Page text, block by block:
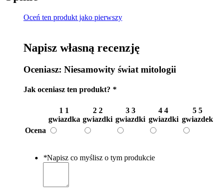
Oceń ten produkt jako pierwszy
Napisz własną recenzję
Oceniasz: Niesamowity świat mitologii
Jak oceniasz ten produkt? *
1 1
gwiazdka
2 2
gwiazdki
3 3
gwiazdki
4 4
gwiazdki
5 5
gwiazdek
Ocena
*Napisz co myślisz o tym produkcie